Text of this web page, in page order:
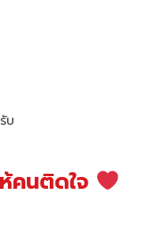
บ
คนติดใจ